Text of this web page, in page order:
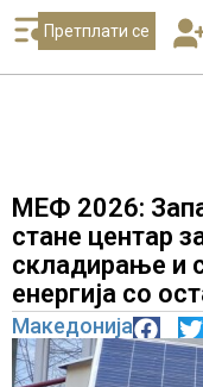
Претплати се
МЕФ 2026:
стане центар
складирање и
енергија со
Македонија